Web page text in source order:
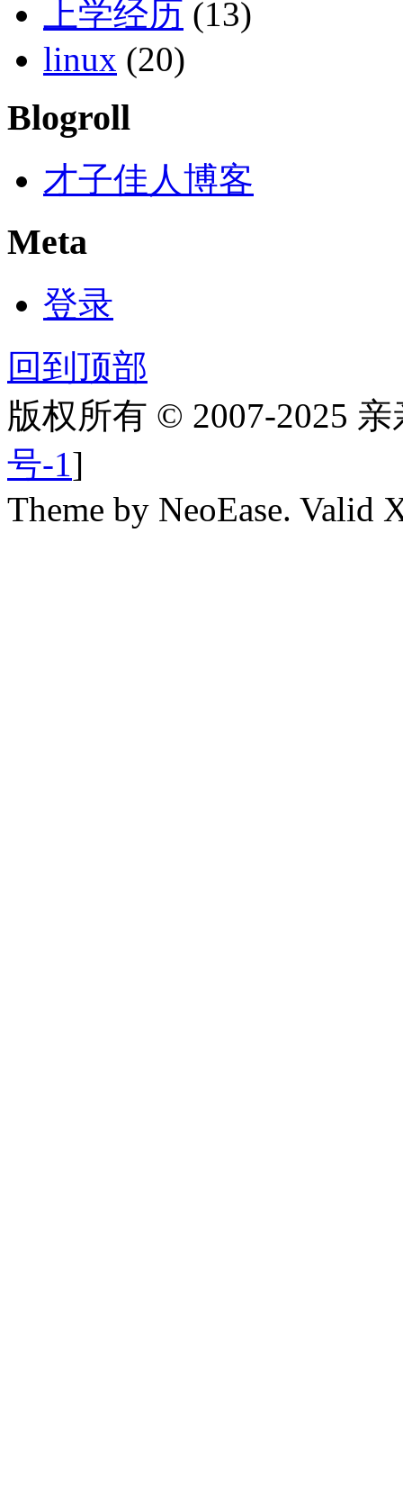
上学经历 (13)
linux (20)
Blogroll
才子佳人博客
Meta
登录
回到顶部
版权所有 © 2007-2025
号-1]
Theme by NeoEase. Valid